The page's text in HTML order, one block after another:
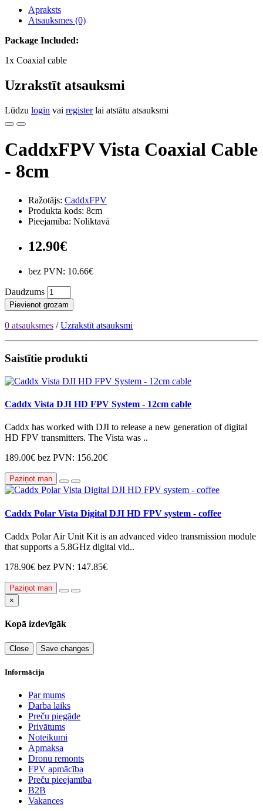
Apraksts
Atsauksmes (0)
Package Included:
1x Coaxial cable
Uzrakstīt atsauksmi
Lūdzu login vai registerlai atstātu atsauksmi
CaddxFPV Vista Coaxial Cable
- 8cm
Ražotājs: CaddxFPV
Produkta kods: 8cm
Pieejamība: Noliktavā
12.90€
bez PVN: 10.66€
Daudzums
Pievienot grozam
0 atsauksmes /Uzrakstīt atsauksmi
Saistītie produkti
Caddx Vista DJI HD FPV System - 12cm cable
Caddx has worked with DJI to release a new generation of digital
HD FPV transmitters. The Vista was ..
189.00€ bez PVN: 156.20€
Paziņot man
Caddx Polar Vista Digital DJI HD FPV system - coffee
Caddx Polar Air Unit Kit is an advanced video transmission module
that supports a 5.8GHz digital vid..
178.90€ bez PVN: 147.85€
Paziņot man
×
Kopā izdevīgāk
Close Save changes
Informācija
Par mums
Darba laiks
Preču piegāde
Privātums
Noteikumi
Apmaksa
Dronu remonts
FPV apmācība
Preču pieejamība
B2B
Vakances